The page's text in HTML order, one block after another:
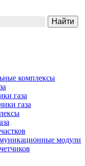
комплексы
газа
газа
модули